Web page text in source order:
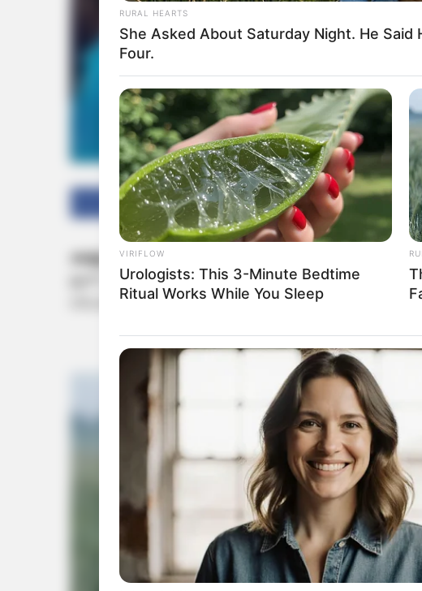
Facebook Twitter
കണ്ണൂർ:വേങ്ങാട് പഞ്ചായത്തിൽ ഉൾപ്പെട്ട
ഇന്ന് പുലർച്ചെയാണ് അക്രമം നടന്നത്. തെരഞ്ഞെടുപ്പ്
സി.പി.എമ്മിനെതിരെ രൂക്ഷവിമർശനവുമായി
RURAL HEARTS
She Asked About Saturday Night. He Said
Four.
VIRIFLOW
Urologists: This 3-Minute Bedtime
Ritual Works While You Sleep